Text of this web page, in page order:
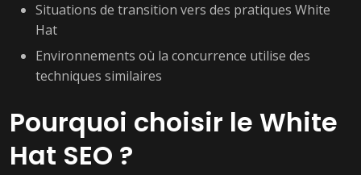
Situations de transition vers des pratiques White
Hat
Environnements où la concurrence utilise des
techniques similaires
Pourquoi choisir le White
Hat SEO ?